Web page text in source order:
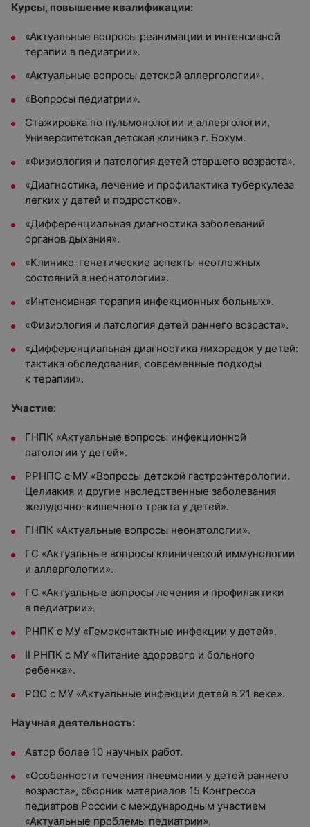
Курсы, повышение квалификации:
«Актуальные вопросы реанимации и интенсивной
терапии в педиатрии».
«Актуальные вопросы детской аллергологии».
«Вопросы педиатрии».
Стажировка по пульмонологии и аллергологии,
Университетская детская клиника г. Бохум.
«Физиология и патология детей старшего возраста».
«Диагностика, лечение и профилактика туберкулеза
легких у детей и подростков».
«Дифференциальная диагностика заболеваний
органов дыхания».
«Клинико-генетические аспекты неотложных
состояний в неонатологии».
«Интенсивная терапия инфекционных больных».
«Физиология и патология детей раннего возраста».
«Дифференциальная диагностика лихорадок у детей:
тактика обследования, современные подходы
к терапии».
Участие:
ГНПК «Актуальные вопросы инфекционной
патологии у детей».
РРНПС с МУ «Вопросы детской гастроэнтерологии.
Целиакия и другие наследственные заболевания
желудочно-кишечного тракта у детей».
ГНПК «Актуальные вопросы неонатологии».
ГС «Актуальные вопросы клинической иммунологии
и аллергологии».
ГС «Актуальные вопросы лечения и профилактики
в педиатрии».
РНПК с МУ «Гемоконтактные инфекции у детей».
II РНПК с МУ «Питание здорового и больного
ребенка».
РОС с МУ «Актуальные инфекции детей в 21 веке».
Научная деятельность:
Автор более 10 научных работ.
«Особенности течения пневмонии у детей раннего
возраста», сборник материалов 15 Конгресса
педиатров России с международным участием
«Актуальные проблемы педиатрии».